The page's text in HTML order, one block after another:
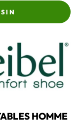
HOMME